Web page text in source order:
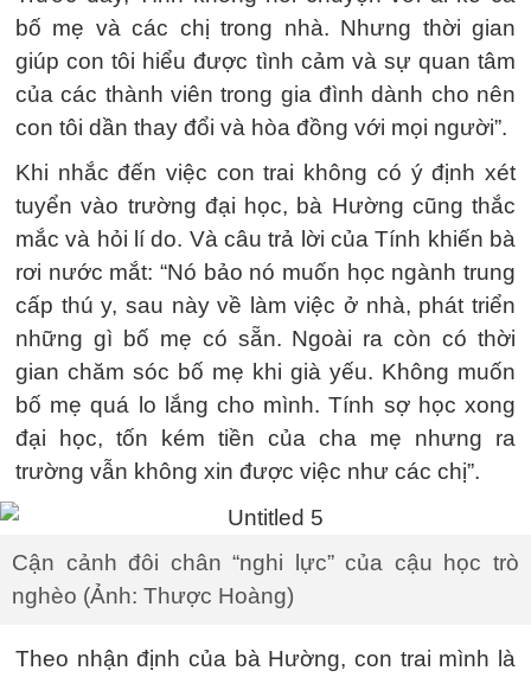
bố mẹ và các chị trong nhà. Nhưng thời gian
giúp con tôi hiểu được tình cảm và sự quan tâm
của các thành viên trong gia đình dành cho nên
con tôi dần thay đổi và hòa đồng với mọi người”.
Khi nhắc đến việc con trai không có ý định xét
tuyển vào trường đại học, bà Hường cũng thắc
mắc và hỏi lí do. Và câu trả lời của Tính khiến bà
rơi nước mắt: “Nó bảo nó muốn học ngành trung
cấp thú y, sau này về làm việc ở nhà, phát triển
những gì bố mẹ có sẵn. Ngoài ra còn có thời
gian chăm sóc bố mẹ khi già yếu. Không muốn
bố mẹ quá lo lắng cho mình. Tính sợ học xong
đại học, tốn kém tiền của cha mẹ nhưng ra
trường vẫn không xin được việc như các chị”.
Cận cảnh đôi chân “nghi lực” của cậu học trò
nghèo (Ảnh: Thược Hoàng)
Theo nhận định của bà Hường, con trai mình là